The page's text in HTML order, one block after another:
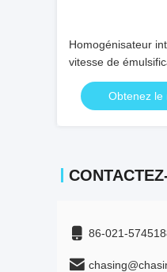
Homogénisateur
vitesse de
cisaillement de
homogénisateur
Obtenez le
86-021-